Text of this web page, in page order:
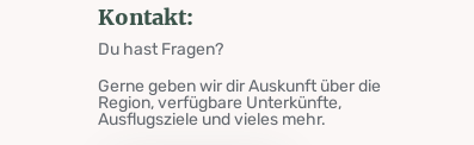
Kontakt:
Du hast Fragen?
Gerne geben wir dir Auskunft über die
Region, verfügbare Unterkünfte,
Ausflugsziele und vieles mehr.